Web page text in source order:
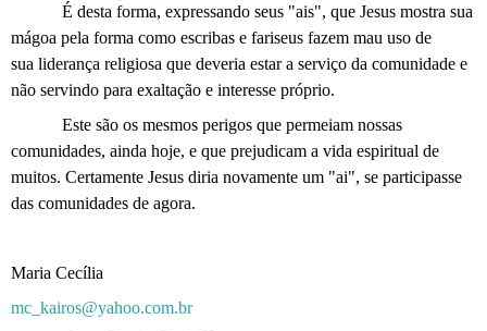
É desta forma, expressando seus "ais", que Jesus mostra sua
mágoa pela forma como escribas e fariseus fazem mau uso de
sua liderança religiosa que deveria estar a serviço da comunidade e
não servindo para exaltação e interesse próprio.
Este são os mesmos perigos que permeiam nossas
comunidades, ainda hoje, e que prejudicam a vida espiritual de
muitos. Certamente Jesus diria novamente um "ai", se participasse
das comunidades de agora.
Maria Cecília
mc_kairos@yahoo.com.br